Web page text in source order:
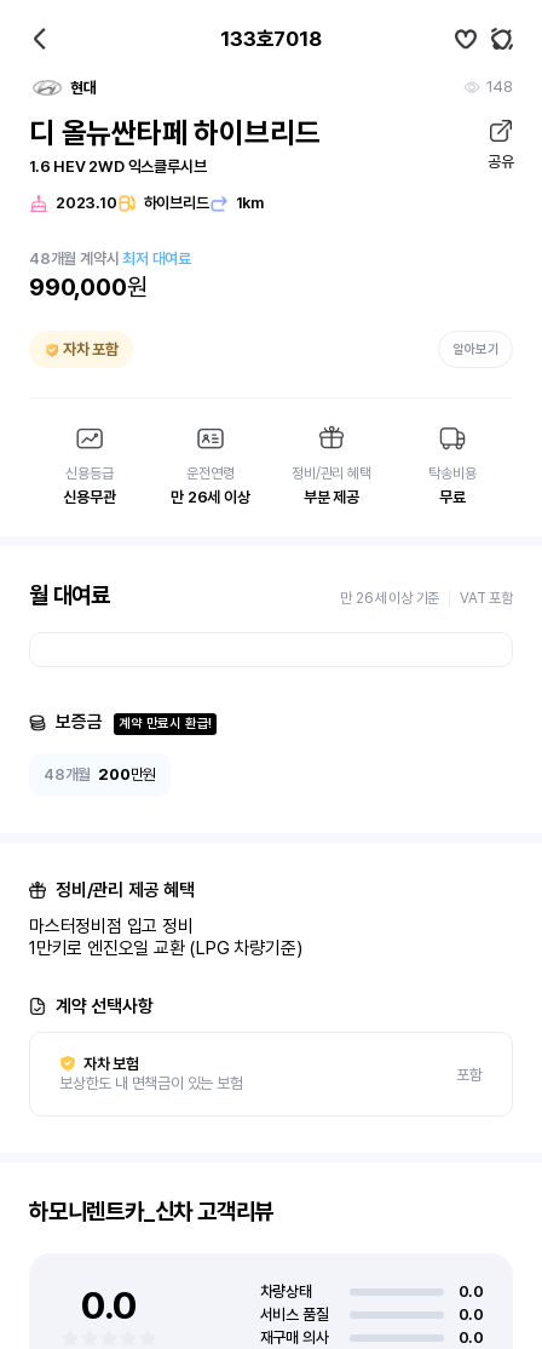
133호7018
현대 148
디 올뉴싼타페 하이브리드
1.6 HEV 2WD 익스클루시브 공유
2023.10 하이브리드 1km
48개월 계약시최저 대여료
990,000원
자차 포함 알아보기
신용등급
신용무관
운전연령
만 26세 이상
정비/관리 혜택
부분 제공
탁송비용
무료
월 대여료 만 26세 이상 기준 VAT 포함
보증금 계약 만료시 환급!
48개월 200만원
정비/관리 제공 혜택
마스터정비점 입고 정비
1만키로 엔진오일 교환 (LPG 차량기준)
계약 선택사항
자차 보험
보상한도 내 면책금이 있는 보험
포함
하모니렌트카_신차고객리뷰
0.0 차량상태
0.0
서비스 품질
0.0
재구매 의사
0.0